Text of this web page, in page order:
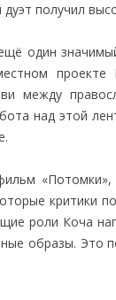
получил
один
проекте
между
над этой
критики
роли Коча
образы. Это